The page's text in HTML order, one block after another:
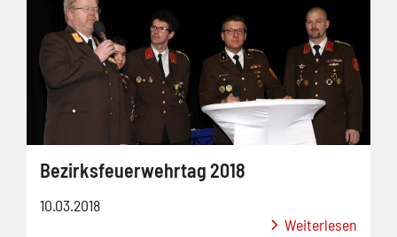
Bezirksfeuerwehrtag 2018
10.03.2018
Weiterlesen